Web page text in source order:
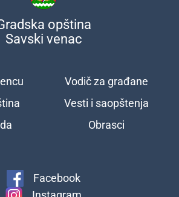
opština
Savski venac
Vodič za građane
Vesti i saopštenja
Obrasci
Facebook